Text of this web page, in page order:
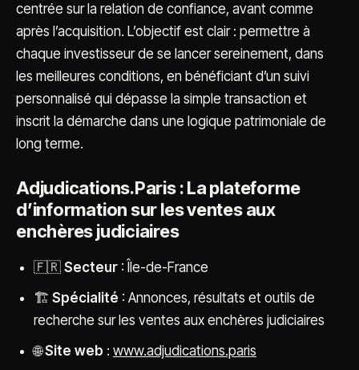
centrée sur la relation de confiance, avant comme
après l’acquisition. L’objectif est clair : permettre à
chaque investisseur de se lancer sereinement, dans
les meilleures conditions, en bénéficiant d’un suivi
personnalisé qui dépasse la simple transaction et
inscrit la démarche dans une logique patrimoniale de
long terme.
Adjudications.Paris : La plateforme
d’information sur les ventes aux
enchères judiciaires
🇫🇷 Secteur : Île-de-France
🏗️ Spécialité : Annonces, résultats et outils de
recherche sur les ventes aux enchères judiciaires
🌐Site web : www.adjudications.paris